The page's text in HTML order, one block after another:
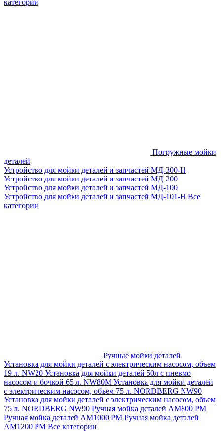
категории
Погружные мойки
деталей
Устройство для мойки деталей и запчастей МД-300-H
Устройство для мойки деталей и запчастей МД-200
Устройство для мойки деталей и запчастей МД-100
Устройство для мойки деталей и запчастей МД-101-Н Все
категории
Ручные мойки деталей
Установка для мойки деталей с электрическим насосом, объем
19 л. NW20 Установка для мойки деталей 50л с пневмо
насосом и бочкой 65 л. NW80M Установка для мойки деталей
с электрическим насосом, объем 75 л. NORDBERG NW90
Установка для мойки деталей с электрическим насосом, объем
75 л. NORDBERG NW90 Ручная мойка деталей АМ800 РМ
Ручная мойка деталей АМ1000 РМ Ручная мойка деталей
АМ1200 РМ Все категории